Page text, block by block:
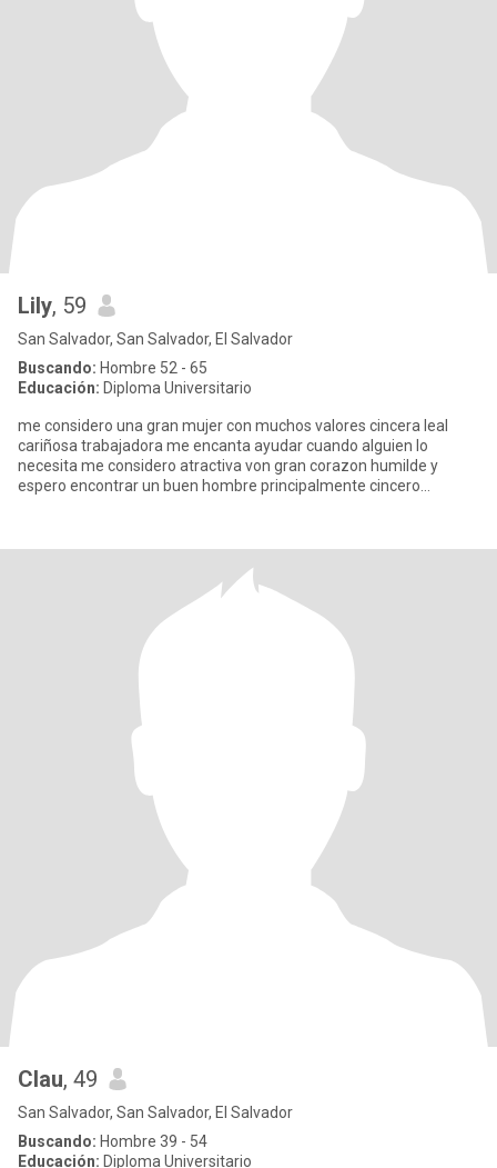
Lily, 59
San Salvador, San Salvador, El Salvador
Buscando: Hombre 52 - 65
Educación: Diploma Universitario
me considero una gran mujer con muchos valores cincera leal
cariñosa trabajadora me encanta ayudar cuando alguien lo
necesita me considero atractiva von gran corazon humilde y
espero encontrar un buen hombre principalmente cincero
Clau, 49
San Salvador, San Salvador, El Salvador
Buscando: Hombre 39 - 54
Educación: Diploma Universitario